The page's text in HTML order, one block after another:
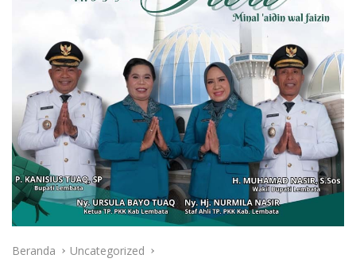
Beranda Uncategorized